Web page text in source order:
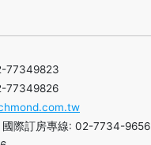
77349823
77349826
國際訂房專線: 02-7734-9656